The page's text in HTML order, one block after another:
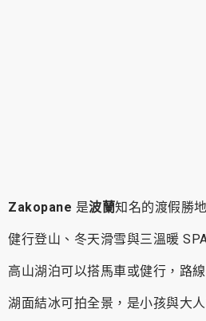
Zakopane 是波蘭知名的渡假勝
健行登山、冬天滑雪與三溫暖
高山湖泊可以搭馬車或健行，路
湖面結冰可拍全景，是小孩與大